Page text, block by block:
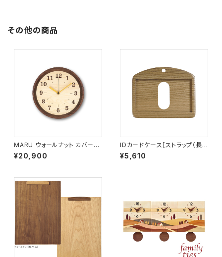
その他の商品
MARU ウォールナット カバーな
し サイズ小 MARU-B1
¥20,900
IDカードケース［ストラップ（長）
付き］（名刺サイズ）タモ埋もれ木
［ID-2T］
¥5,610